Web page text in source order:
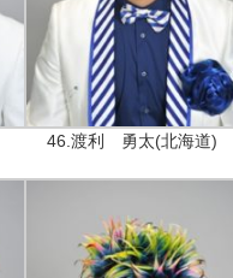
46.渡利 勇太(北海道)